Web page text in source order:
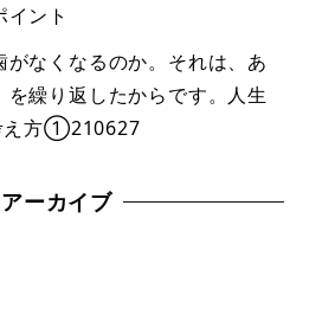
ント
がなくなるのか。それは、あ
繰り返したからです。人生
え方①210627
アーカイブ